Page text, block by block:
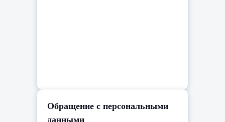
Обращение с персональными
данными